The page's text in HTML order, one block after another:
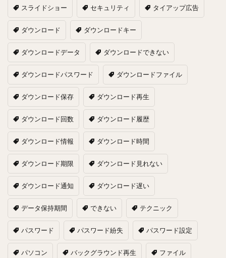
スライドショー セキュリティ タイアップ広告
ダウンロード ダウンロードキー
ダウンロードデータ ダウンロードできない
ダウンロードパスワード ダウンロードファイル
ダウンロード保存 ダウンロード再生
ダウンロード回数 ダウンロード履歴
ダウンロード情報 ダウンロード時間
ダウンロード期限 ダウンロード見れない
ダウンロード通知 ダウンロード遅い
データ保持期間 できない テクニック
パスワード パスワード紛失 パスワード設定
パソコン バックグラウンド再生 ファイル